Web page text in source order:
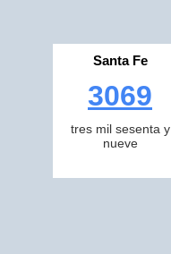
Santa Fe
3069
tres mil sesenta y
nueve